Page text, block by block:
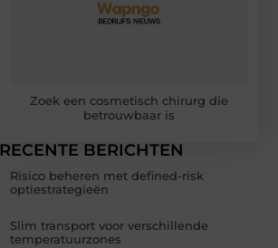
Zoek een cosmetisch chirurg die
betrouwbaar is
RECENTE BERICHTEN
Risico beheren met defined-risk
optiestrategieën
Slim transport voor verschillende
temperatuurzones